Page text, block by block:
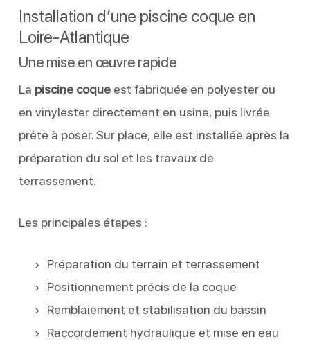
Installation d’une piscine coque en
Loire-Atlantique
Une mise en œuvre rapide
La piscine coqueest fabriquée en polyester ou
en vinylester directement en usine, puis livrée
prête à poser. Sur place, elle est installée après la
préparation du sol et les travaux de
terrassement.
Les principales étapes :
Préparation du terrain et terrassement
Positionnement précis de la coque
Remblaiement et stabilisation du bassin
Raccordement hydraulique et mise en eau